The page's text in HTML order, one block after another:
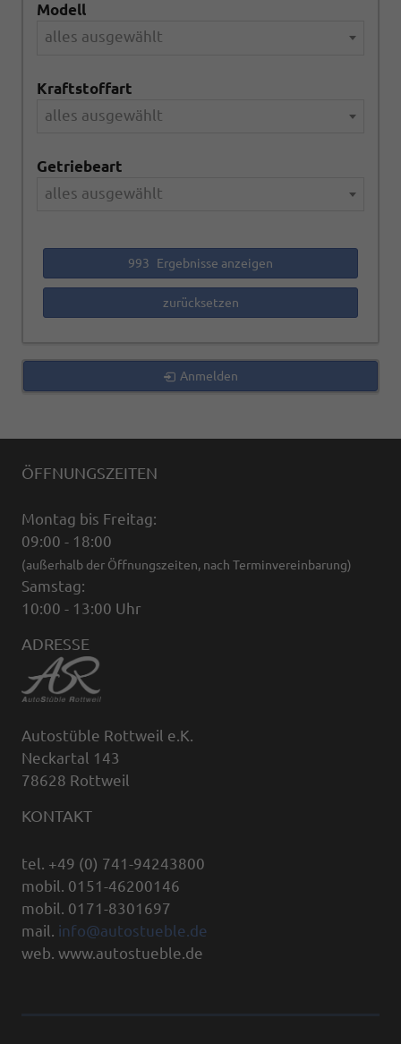
Modell
alles ausgewählt
Kraftstoffart
alles ausgewählt
Getriebeart
alles ausgewählt
993 Ergebnisse anzeigen
zurücksetzen
Anmelden
ÖFFNUNGSZEITEN
Montag bis Freitag:
09:00 - 18:00
(außerhalb der Öffnungszeiten, nach Terminvereinbarung)
Samstag:
10:00 - 13:00 Uhr
ADRESSE
Autostüble Rottweil e.K.
Neckartal 143
78628 Rottweil
KONTAKT
tel. +49 (0) 741-94243800
mobil. 0151-46200146
mobil. 0171-8301697
mail. info@autostueble.de
web. www.autostueble.de